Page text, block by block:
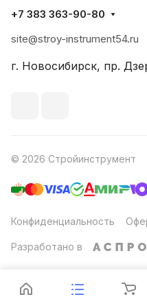
+7 383 363-90-80
site@stroy-instrument54.ru
г. Новосибирск, пр.
© 2026 Стройинструмент
Конфиденциальность
Разработано в